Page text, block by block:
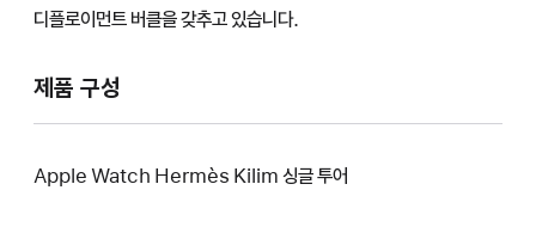
디플로이먼트 버클을 갖추고 있습니다.
제품 구성
Apple Watch Hermès Kilim 싱글 투어